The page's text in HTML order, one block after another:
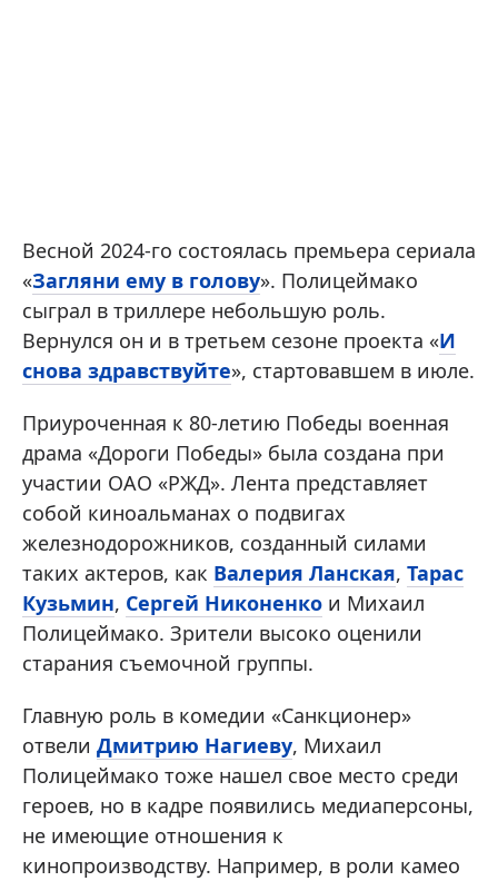
Весной 2024-го состоялась премьера сериала
«Загляни ему в голову». Полицеймако
сыграл в триллере небольшую роль.
Вернулся он и в третьем сезоне проекта «И
снова здравствуйте», стартовавшем в июле.
Приуроченная к 80-летию Победы военная
драма «Дороги Победы» была создана при
участии ОАО «РЖД». Лента представляет
собой киноальманах о подвигах
железнодорожников, созданный силами
таких актеров, как Валерия Ланская, Тарас
Кузьмин, Сергей Никоненко и Михаил
Полицеймако. Зрители высоко оценили
старания съемочной группы.
Главную роль в комедии «Санкционер»
отвели Дмитрию Нагиеву, Михаил
Полицеймако тоже нашел свое место среди
героев, но в кадре появились медиаперсоны,
не имеющие отношения к
кинопроизводству. Например, в роли камео